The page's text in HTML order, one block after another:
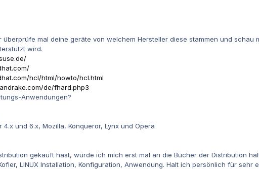
überprüfe mal deine geräte von welchem Hersteller diese stammen und schau
wird.
hcl/html/howto/hcl.html
de/fhard.php3
Anwendungen?
und 6.x, Mozilla, Konqueror, Lynx und Opera
gekauft hast, würde ich mich erst mal an die Bücher der Distribution
LINUX Installation, Konfiguration, Anwendung. Halt ich persönlich für sehr